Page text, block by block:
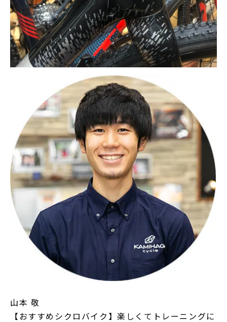
山本 敬
【おすすめシクロバイク】楽しくてトレーニングに